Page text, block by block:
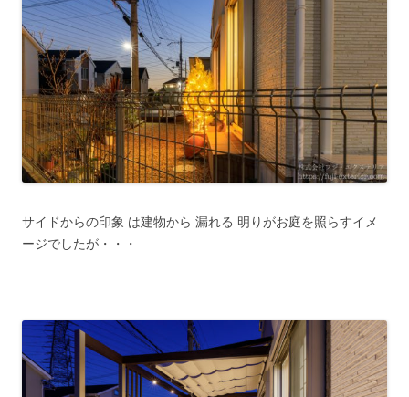
サイドからの印象 は建物から 漏れる 明りがお庭を照らすイメ
ージでしたが・・・